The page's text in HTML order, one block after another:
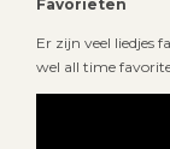
Favorieten
Er zijn veel liedjes
wel all time